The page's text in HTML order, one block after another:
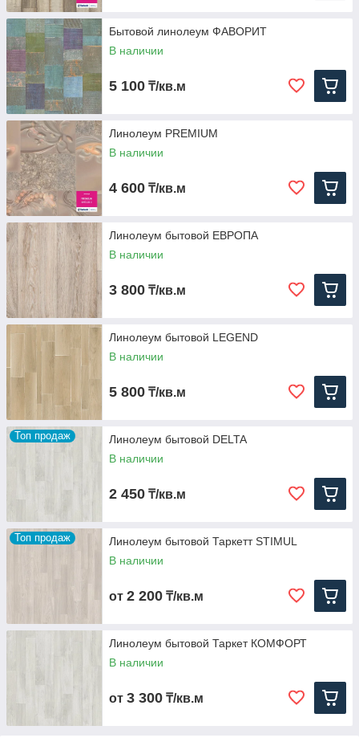
Бытовой линолеум ФАВОРИТ
В наличии
5 100 ₸/кв.м
Линолеум PREMIUM
В наличии
4 600 ₸/кв.м
Линолеум бытовой ЕВРОПА
В наличии
3 800 ₸/кв.м
Линолеум бытовой LEGEND
В наличии
5 800 ₸/кв.м
Топ продаж
Линолеум бытовой DELTA
В наличии
2 450 ₸/кв.м
Топ продаж
Линолеум бытовой Таркетт STIMUL
В наличии
от 2 200 ₸/кв.м
Линолеум бытовой Таркет КОМФОРТ
В наличии
от 3 300 ₸/кв.м